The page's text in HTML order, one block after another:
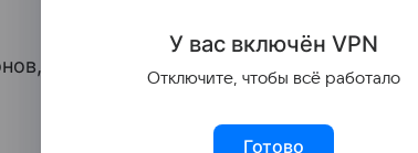
уточнила Мухина. Кроме того, чай с
У вас включён VPN
Отключите, чтобы всё работало
Готово